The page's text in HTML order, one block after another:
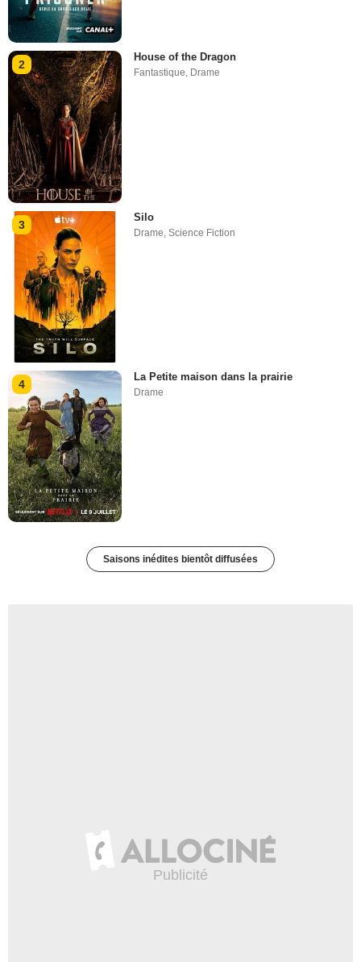
2
House of the Dragon
Fantastique, Drame
3
Silo
Drame ,Science Fiction
4
La Petite maison dans la prairie
Drame
Saisons inédites bientôt diffusées